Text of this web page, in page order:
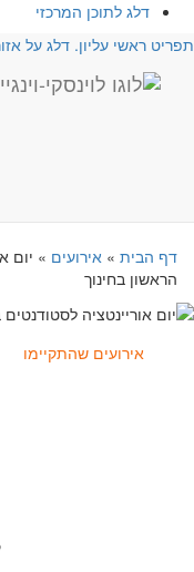
דלג לתוכן המרכזי
ראשי עליון. דלג על
דף הבית» אירועים» יום
הראשון בחינוך
אירועים שהתקיימו